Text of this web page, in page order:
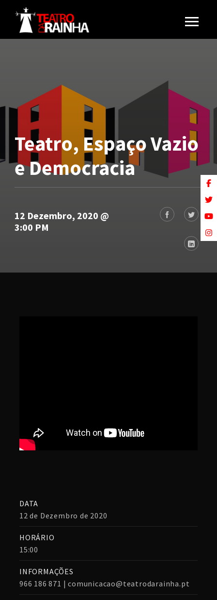
Teatro, Espaço Vazio
e Democracia
12 Dezembro, 2020 @
3:00 PM
DATA
12 de Dezembro de 2020
HORÁRIO
15:00
INFORMAÇÕES
966 186 871 | comunicacao@teatrodarainha.pt